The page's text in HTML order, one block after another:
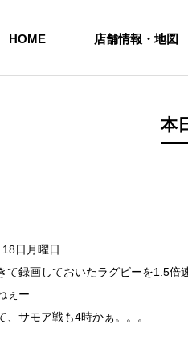
HOME 店舗情報・地図
本
日月曜日
て録画しておいたラグビーを1.5
ぇー
、サモア戦も4時かぁ。。。